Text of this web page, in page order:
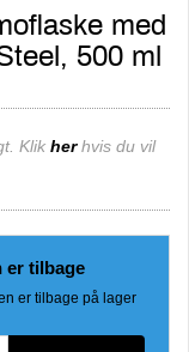
med
500 ml
Klik herhvis du vil
er tilbage
er tilbage på lager